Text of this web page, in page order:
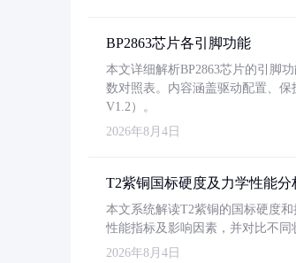
BP2863芯片各引脚功能
本文详细解析BP2863芯片的引脚
数对照表。内容涵盖驱动配置、
V1.2）。
2026年8月4日
T2紫铜国标硬度及力学性能分
本文系统解读T2紫铜的国标硬度
性能指标及影响因素，并对比不同
2026年8月4日